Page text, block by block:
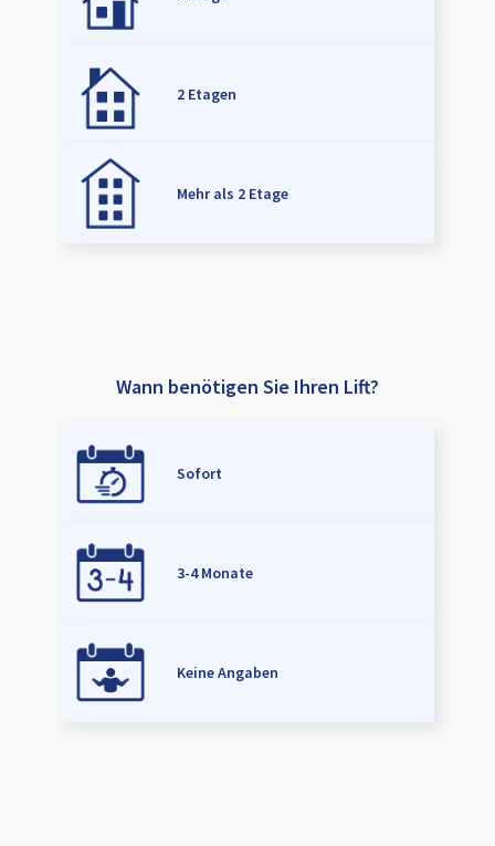
2 Etagen
Mehr als 2 Etage
Wann benötigen Sie Ihren Lift?
Sofort
3-4 Monate
Keine Angaben